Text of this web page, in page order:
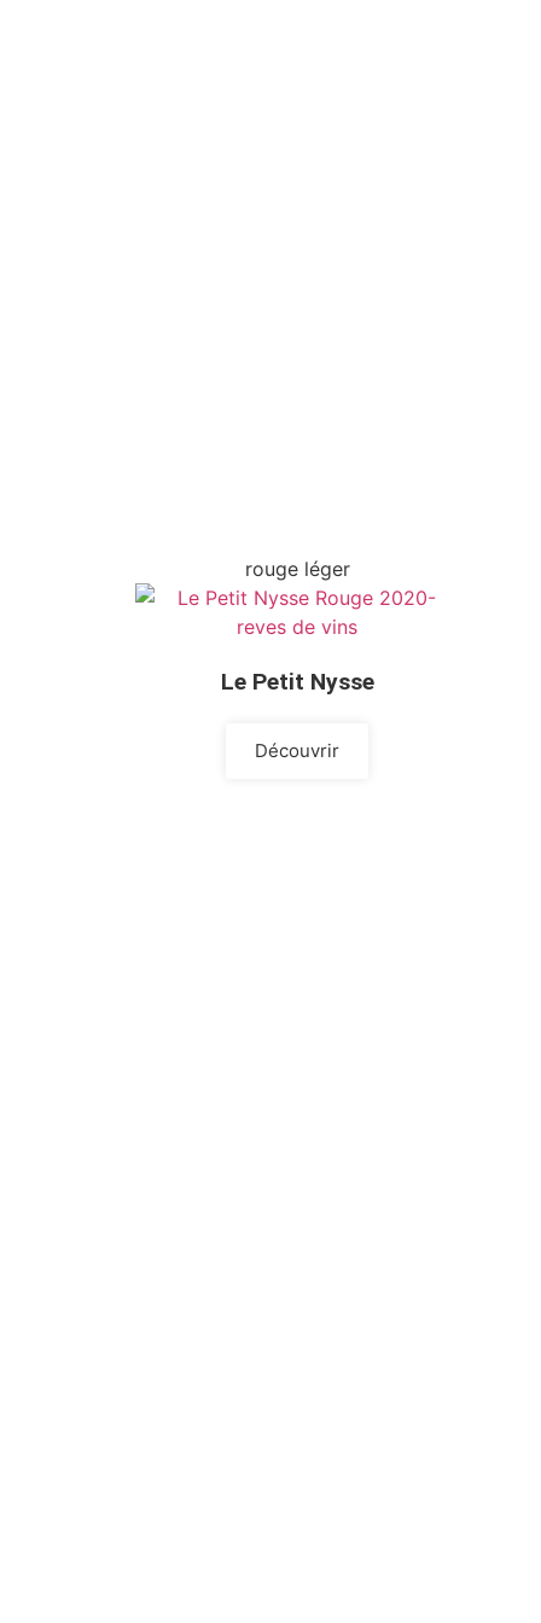
rouge léger
Le Petit Nysse
Découvrir